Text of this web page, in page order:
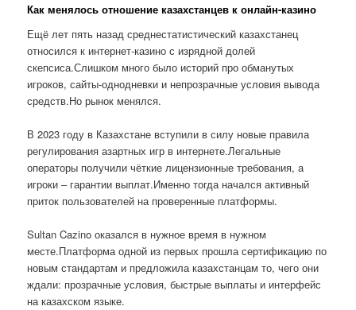
Как менялось отношение казахстанцев к онлайн-казино
Ещё лет пять назад среднестатистический казахстанец
относился к интернет-казино с изрядной долей
скепсиса.Слишком много было историй про обманутых
игроков, сайты-однодневки и непрозрачные условия вывода
средств.Но рынок менялся.
В 2023 году в Казахстане вступили в силу новые правила
регулирования азартных игр в интернете.Легальные
операторы получили чёткие лицензионные требования, а
игроки – гарантии выплат.Именно тогда начался активный
приток пользователей на проверенные платформы.
Sultan Cazino оказался в нужное время в нужном
месте.Платформа одной из первых прошла сертификацию по
новым стандартам и предложила казахстанцам то, чего они
ждали: прозрачные условия, быстрые выплаты и интерфейс
на казахском языке.